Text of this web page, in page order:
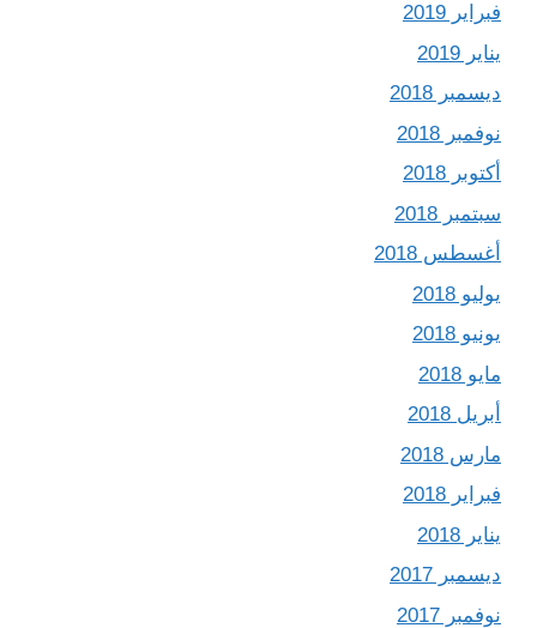
فبراير 2019
يناير 2019
ديسمبر 2018
نوفمبر 2018
أكتوبر 2018
سبتمبر 2018
أغسطس 2018
يوليو 2018
يونيو 2018
مايو 2018
أبريل 2018
مارس 2018
فبراير 2018
يناير 2018
ديسمبر 2017
نوفمبر 2017